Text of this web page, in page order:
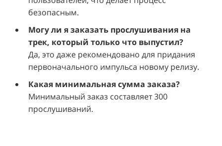
безопасным.
Могу ли я заказать прослушивания на
трек, который только что выпустил?
Да, это даже рекомендовано для придания
первоначального импульса новому релизу.
Какая минимальная сумма заказа?
Минимальный заказ составляет 300
прослушиваний.